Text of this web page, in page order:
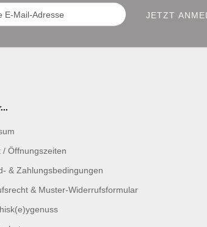
/ Öffnungszeiten
& Zahlungsbedingungen
& Muster-Widerrufsformular